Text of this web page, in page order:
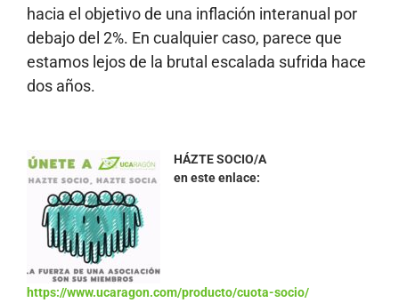
hacia el objetivo de una inflación interanual por
debajo del 2%. En cualquier caso, parece que
estamos lejos de la brutal escalada sufrida hace
dos años.
HÁZTE SOCIO/A
en este enlace:
https://www.ucaragon.com/producto/cuota-socio/